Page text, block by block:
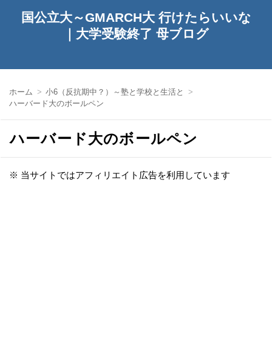
国公立大～GMARCH大 行けたらいいな
｜大学受験終了 母ブログ
ホーム
小6（反抗期中？）～塾と学校と生活と
ハーバード大のボールペン
ハーバード大のボールペン
※ 当サイトではアフィリエイト広告を利用しています